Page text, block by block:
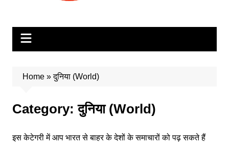
Home»दुनिया (World)
Category:दुनिया (World)
इस केटेगरी में आप भारत से बाहर के देशों के समाचारों को पढ़ सकते हैं